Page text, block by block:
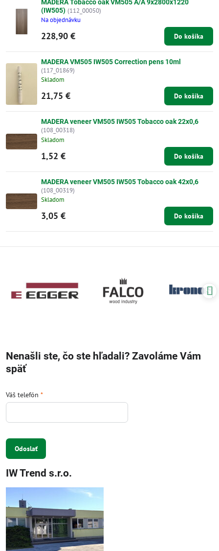
MADERA Tobacco oak VM505 A/A 9x2800x1220
(IW505) (112_00050)
Na objednávku
228,90 € Do košíka
MADERA VM505 IW505 Correction pens 10ml
(117_01869)
Skladom
21,75 € Do košíka
MADERA veneer VM505 IW505 Tobacco oak 22x0,6
(108_00318)
Skladom
1,52 € Do košíka
MADERA veneer VM505 IW505 Tobacco oak 42x0,6
(108_00319)
Skladom
3,05 € Do košíka
Nenašli ste, čo ste hľadali? Zavoláme Vám
späť
Váš telefón *
Odoslať
IW Trend s.r.o.